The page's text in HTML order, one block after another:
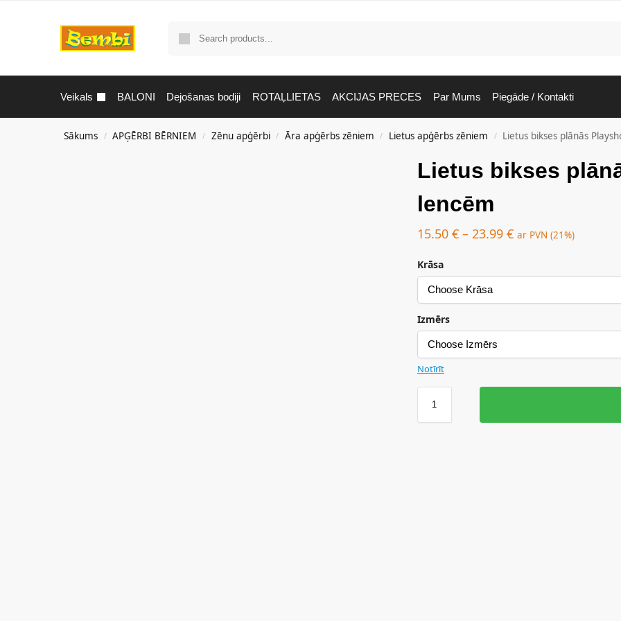
Veikals BALONI Dejošanas bodiji ROTAĻLIETAS AKCIJAS PRECES Par Mums Piegāde / Kontakti
Sākums / APĢĒRBI BĒRNIEM / Zēnu apģērbi / Āra apģērbs zēniem / Lietus apģērbs zēniem / Lietus bikses plānās
Lietus bikses
lencēm
15.50 € – 23.99 € ar PVN (21%)
Krāsa
Izmērs
Notīrīt